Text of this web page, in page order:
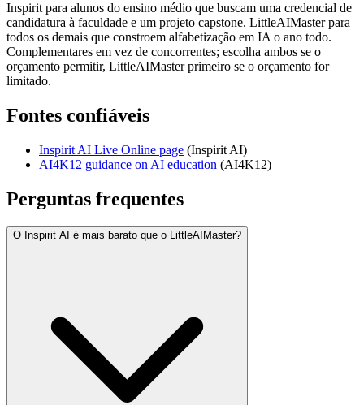
Inspirit para alunos do ensino médio que buscam uma credencial de
candidatura à faculdade e um projeto capstone. LittleAIMaster para
todos os demais que constroem alfabetização em IA o ano todo.
Complementares em vez de concorrentes; escolha ambos se o
orçamento permitir, LittleAIMaster primeiro se o orçamento for
limitado.
Fontes confiáveis
Inspirit AI Live Online page (Inspirit AI)
AI4K12 guidance on AI education (AI4K12)
Perguntas frequentes
O Inspirit AI é mais barato que o LittleAIMaster?